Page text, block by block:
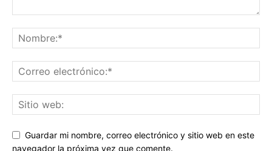
Guardar mi nombre, correo electrónico y sitio web en este
navegador la próxima vez que comente.